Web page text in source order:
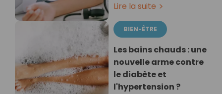
Lire la suite
BIEN-ÊTRE
Les bains chauds : une
nouvelle arme contre
le diabète et
l'hypertension ?